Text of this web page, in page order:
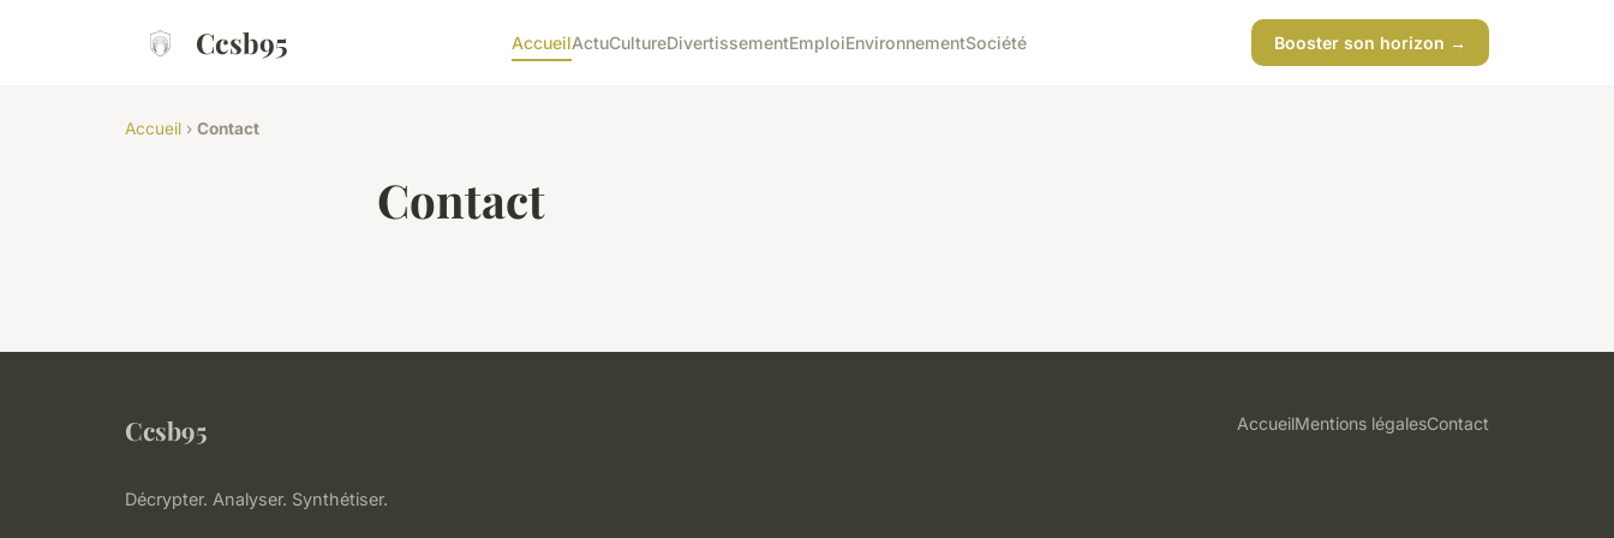
Ccsb95 AccueilActuCultureDivertissementEmploiEnvironnementSociété Booster son horizon →
Accueil › Contact
Contact
Ccsb95
Décrypter. Analyser. Synthétiser.
AccueilMentions légalesContact